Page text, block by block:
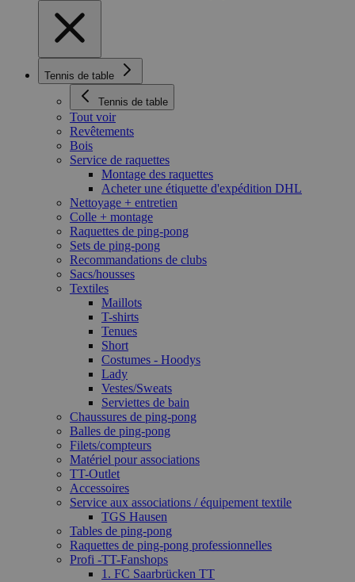
Tennis de table
Tennis de table
Tout voir
Revêtements
Bois
Service de raquettes
Montage des raquettes
Acheter une étiquette d'expédition DHL
Nettoyage + entretien
Colle + montage
Raquettes de ping-pong
Sets de ping-pong
Recommandations de clubs
Sacs/housses
Textiles
Maillots
T-shirts
Tenues
Short
Costumes - Hoodys
Lady
Vestes/Sweats
Serviettes de bain
Chaussures de ping-pong
Balles de ping-pong
Filets/compteurs
Matériel pour associations
TT-Outlet
Accessoires
Service aux associations / équipement textile
TGS Hausen
Tables de ping-pong
Raquettes de ping-pong professionnelles
Profi -TT-Fanshops
1. FC Saarbrücken TT